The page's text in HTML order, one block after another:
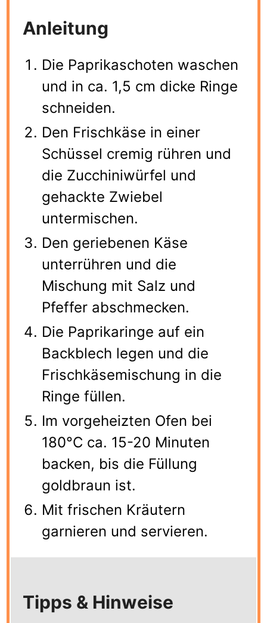
Anleitung
Die Paprikaschoten waschen
und in ca. 1,5 cm dicke Ringe
schneiden.
Den Frischkäse in einer
Schüssel cremig rühren und
die Zucchiniwürfel und
gehackte Zwiebel
untermischen.
Den geriebenen Käse
unterrühren und die
Mischung mit Salz und
Pfeffer abschmecken.
Die Paprikaringe auf ein
Backblech legen und die
Frischkäsemischung in die
Ringe füllen.
Im vorgeheizten Ofen bei
180°C ca. 15-20 Minuten
backen, bis die Füllung
goldbraun ist.
Mit frischen Kräutern
garnieren und servieren.
Tipps & Hinweise